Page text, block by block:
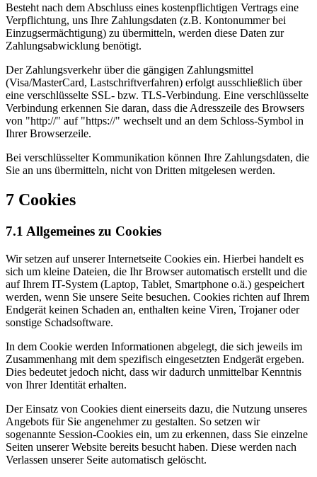
Besteht nach dem Abschluss eines kostenpflichtigen Vertrags eine
Verpflichtung, uns Ihre Zahlungsdaten (z.B. Kontonummer bei
Einzugsermächtigung) zu übermitteln, werden diese Daten zur
Zahlungsabwicklung benötigt.
Der Zahlungsverkehr über die gängigen Zahlungsmittel
(Visa/MasterCard, Lastschriftverfahren) erfolgt ausschließlich über
eine verschlüsselte SSL- bzw. TLS-Verbindung. Eine verschlüsselte
Verbindung erkennen Sie daran, dass die Adresszeile des Browsers
von "http://" auf "https://" wechselt und an dem Schloss-Symbol in
Ihrer Browserzeile.
Bei verschlüsselter Kommunikation können Ihre Zahlungsdaten, die
Sie an uns übermitteln, nicht von Dritten mitgelesen werden.
7 Cookies
7.1 Allgemeines zu Cookies
Wir setzen auf unserer Internetseite Cookies ein. Hierbei handelt es
sich um kleine Dateien, die Ihr Browser automatisch erstellt und die
auf Ihrem IT-System (Laptop, Tablet, Smartphone o.ä.) gespeichert
werden, wenn Sie unsere Seite besuchen. Cookies richten auf Ihrem
Endgerät keinen Schaden an, enthalten keine Viren, Trojaner oder
sonstige Schadsoftware.
In dem Cookie werden Informationen abgelegt, die sich jeweils im
Zusammenhang mit dem spezifisch eingesetzten Endgerät ergeben.
Dies bedeutet jedoch nicht, dass wir dadurch unmittelbar Kenntnis
von Ihrer Identität erhalten.
Der Einsatz von Cookies dient einerseits dazu, die Nutzung unseres
Angebots für Sie angenehmer zu gestalten. So setzen wir
sogenannte Session-Cookies ein, um zu erkennen, dass Sie einzelne
Seiten unserer Website bereits besucht haben. Diese werden nach
Verlassen unserer Seite automatisch gelöscht.